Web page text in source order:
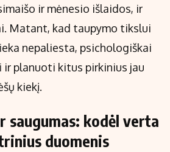
ir mėnesio išlaidos, ir
Matant, kad taupymo tikslui
nepaliesta, psichologiškai
planuoti kitus pirkinius jau
kiekį.
saugumas: kodėl verta
duomenis